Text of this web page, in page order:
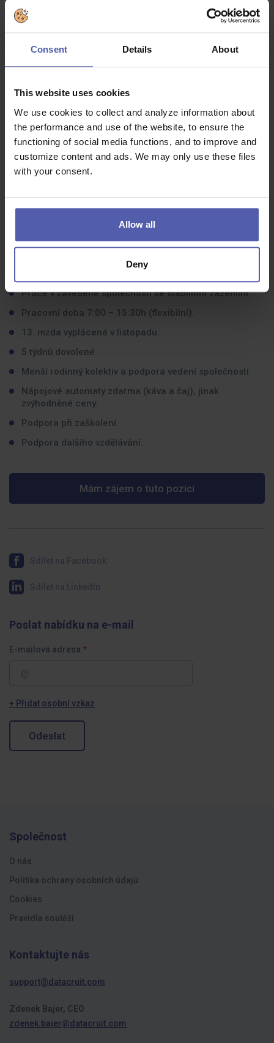
Consent Details About
This website uses cookies
We use cookies to collect and analyze information about
the performance and use of the website, to ensure the
functioning of social media functions, and to improve and
customize content and ads. We may only use these files
with your consent.
Allow all
Deny
Jaké zkušenosti byste měli mít:
SŠ vzdělání v oblasti zásobování či ekonomiky,
technické vzdělání je výhodou.
Minimálně 2 roky praxe v nákupu nebo logistice.
Znalost ERP systémů používaných v nákupu a systému
SAP.
Dobrá znalost MS Office.
Angličtina na dobré úrovni pro každodenní komunikaci.
Silné komunikační dovednosti pro práci s dodavateli i
interními týmy.
Schopnost samostatné práce a rozhodování.
Asertivita, pečlivost a svědomitost při řešení úkolů.
Co dostanete na oplátku:
Práce v zavedené společnosti se stabilním zázemím.
Pracovní doba 7:00 – 15:30h (flexibilní).
13. mzda vyplácená v listopadu.
5 týdnů dovolené
Menší rodinný kolektiv a podpora vedení společnosti.
Nápojové automaty zdarma (káva a čaj), jinak
zvýhodněné ceny.
Podpora při zaškolení.
Podpora dalšího vzdělávání.
Mám zájem o tuto pozici
Poslat nabídku na e-mail
E-mailová adresa
+ Přidat osobní vzkaz
Odeslat
Společnost
O nás
Politika ochrany osobních údajů
Cookies
Pravidla soutěží
Kontaktujte nás
support@datacruit.com
Zdenek Bajer, CEO
zdenek.bajer@datacruit.com